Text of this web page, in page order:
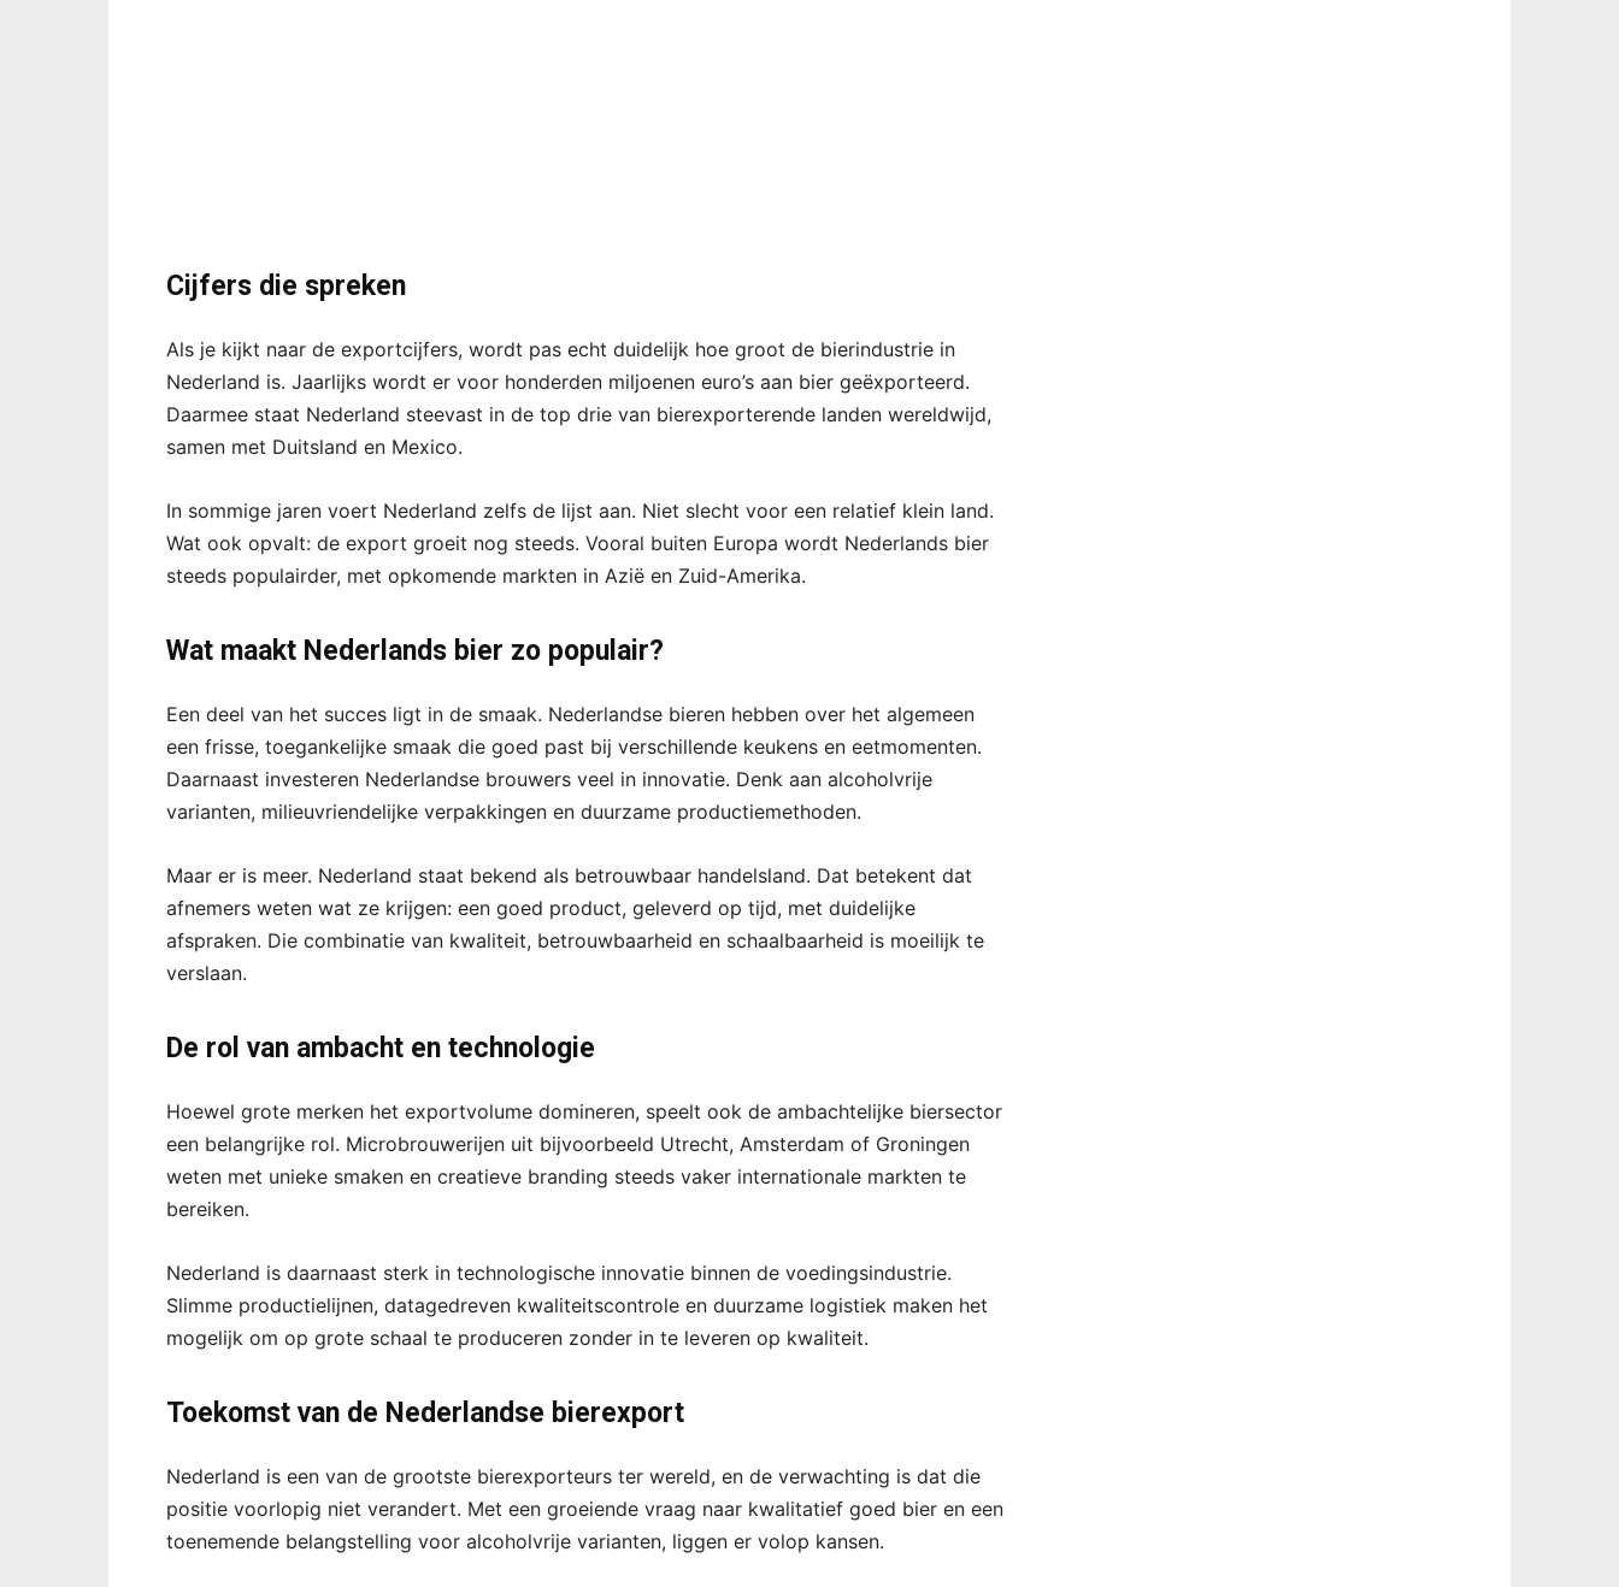
Cijfers die spreken
Als je kijkt naar de exportcijfers, wordt pas echt duidelijk hoe groot de bierindustrie in
Nederland is. Jaarlijks wordt er voor honderden miljoenen euro’s aan bier geëxporteerd.
Daarmee staat Nederland steevast in de top drie van bierexporterende landen wereldwijd,
samen met Duitsland en Mexico.
In sommige jaren voert Nederland zelfs de lijst aan. Niet slecht voor een relatief klein land.
Wat ook opvalt: de export groeit nog steeds. Vooral buiten Europa wordt Nederlands bier
steeds populairder, met opkomende markten in Azië en Zuid-Amerika.
Wat maakt Nederlands bier zo populair?
Een deel van het succes ligt in de smaak. Nederlandse bieren hebben over het algemeen
een frisse, toegankelijke smaak die goed past bij verschillende keukens en eetmomenten.
Daarnaast investeren Nederlandse brouwers veel in innovatie. Denk aan alcoholvrije
varianten, milieuvriendelijke verpakkingen en duurzame productiemethoden.
Maar er is meer. Nederland staat bekend als betrouwbaar handelsland. Dat betekent dat
afnemers weten wat ze krijgen: een goed product, geleverd op tijd, met duidelijke
afspraken. Die combinatie van kwaliteit, betrouwbaarheid en schaalbaarheid is moeilijk te
verslaan.
De rol van ambacht en technologie
Hoewel grote merken het exportvolume domineren, speelt ook de ambachtelijke biersector
een belangrijke rol. Microbrouwerijen uit bijvoorbeeld Utrecht, Amsterdam of Groningen
weten met unieke smaken en creatieve branding steeds vaker internationale markten te
bereiken.
Nederland is daarnaast sterk in technologische innovatie binnen de voedingsindustrie.
Slimme productielijnen, datagedreven kwaliteitscontrole en duurzame logistiek maken het
mogelijk om op grote schaal te produceren zonder in te leveren op kwaliteit.
Toekomst van de Nederlandse bierexport
Nederland is een van de grootste bierexporteurs ter wereld, en de verwachting is dat die
positie voorlopig niet verandert. Met een groeiende vraag naar kwalitatief goed bier en een
toenemende belangstelling voor alcoholvrije varianten, liggen er volop kansen.